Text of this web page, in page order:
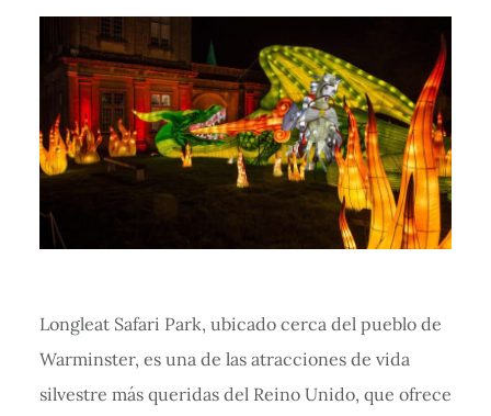
Longleat Safari Park, ubicado cerca del pueblo de
Warminster, es una de las atracciones de vida
silvestre más queridas del Reino Unido, que ofrece